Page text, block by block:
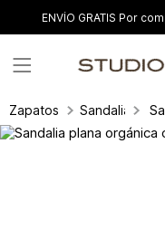
ENVÍO GRATIS Por
Zapatos Sandalias